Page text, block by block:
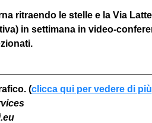
ritraendo le stelle e la Via
in settimana in video-
(clicca qui per vedere di più